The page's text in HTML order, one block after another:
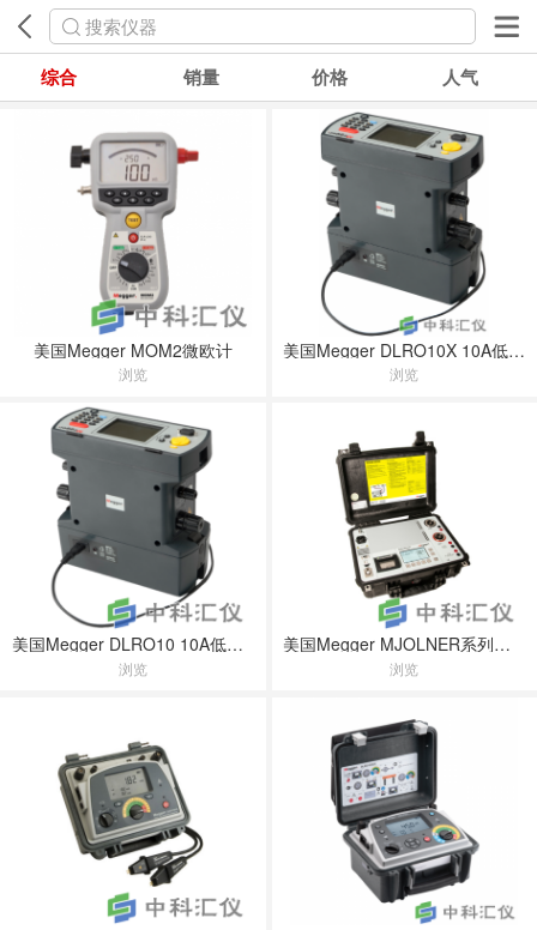
搜索仪器
综合 销量 价格 人气
美国Megger MOM2微欧计
浏览
美国Megger DLRO10X 10A低阻值欧姆表
浏览
美国Megger DLRO10 10A低阻值欧姆表
浏览
美国Megger MJOLNER系列双接地微欧表
浏览